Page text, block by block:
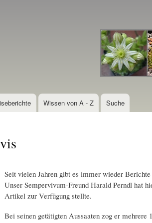
Inhalt
Wissen von A - Z Suche
Seit vielen Jahren gibt es immer wieder
Unser Sempervivum-Freund Harald Perndl hat
Artikel zur Verfügung stellte.
Bei seinen getätigten Aussaaten zog er mehrere